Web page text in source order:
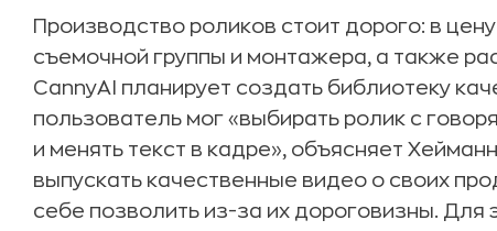
Производство роликов стоит дорого: в
съемочной группы и монтажера, а также
CannyAI планирует создать библиотеку
пользователь мог «выбирать ролик с
и менять текст в кадре», объясняет
выпускать качественные видео о своих
себе позволить из-за их дороговизны.